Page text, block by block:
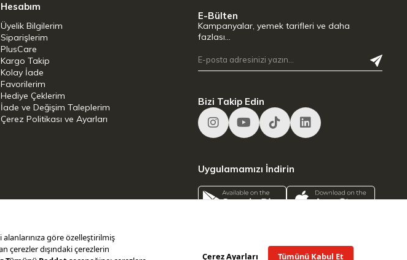
Hesabım
Üyelik Bilgilerim
Siparişlerim
PlusCare
Kargo Takip
Kolay İade
Favorilerim
Hediye Çeklerim
İade ve Değişim Taleplerim
Çerez Politikası ve Ayarları
E-Bülten
Kampanyalar, yemek tarifleri ve daha
fazlası…
Bizi Takip Edin
Uygulamamızı İndirin